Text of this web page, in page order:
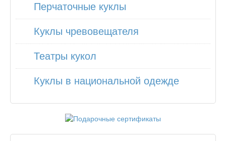
Перчаточные куклы
Куклы чревовещателя
Театры кукол
Куклы в национальной одежде